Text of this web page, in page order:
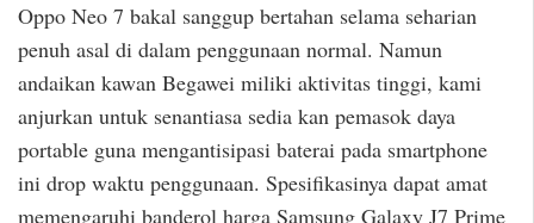
Oppo Neo 7 bakal sanggup bertahan selama seharian
penuh asal di dalam penggunaan normal. Namun
andaikan kawan Begawei miliki aktivitas tinggi, kami
anjurkan untuk senantiasa sedia kan pemasok daya
portable guna mengantisipasi baterai pada smartphone
ini drop waktu penggunaan. Spesifikasinya dapat amat
memengaruhi banderol harga Samsung Galaxy J7 Prime